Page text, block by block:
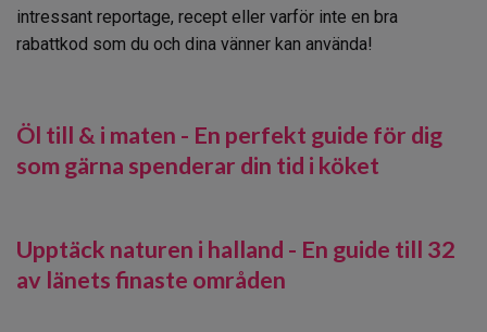
intressant reportage, recept eller varför inte en bra
rabattkod som du och dina vänner kan använda!
Öl till & i maten - En perfekt guide för dig
som gärna spenderar din tid i köket
Upptäck naturen i halland - En guide till 32
av länets finaste områden